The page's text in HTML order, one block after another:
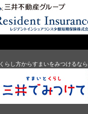
くらし方からすまいをみつけるなら